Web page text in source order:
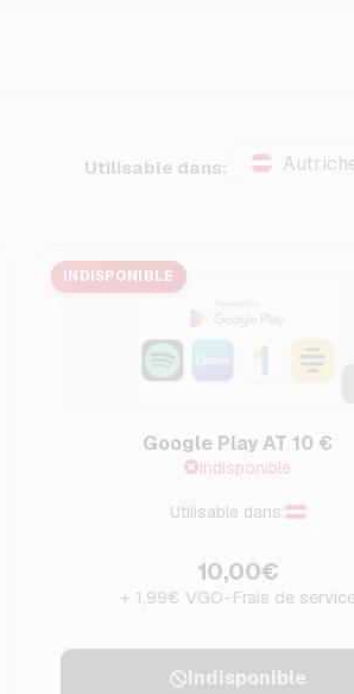
Utilisable dans:
INDISPONIBLE
Google Play AT 10 €
Indisponible
Utilisable dans:
10,00€
+ 1,99€ VGO-Frais de
Indisponible